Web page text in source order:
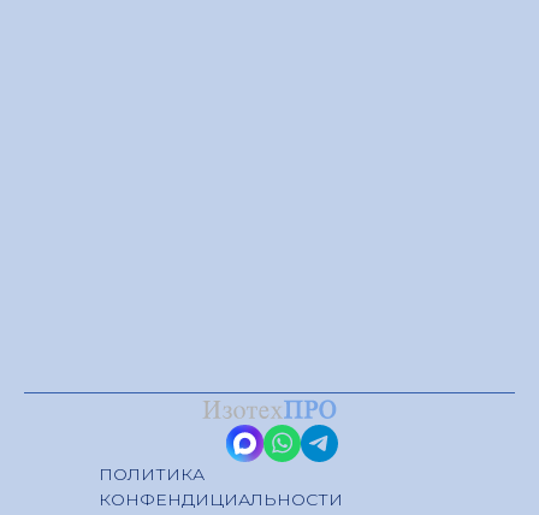
ПОЛИТИКА
КОНФЕНДИЦИАЛЬНОСТИ